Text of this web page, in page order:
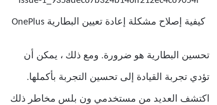
تحسين البطارية هو ضرورة. ومع ذلك ، يمكن أن
تؤدي تجربة القيادة إلى تحسين التجربة بأكملها.
اكتشف العديد من مستخدمي ون بلس مخاطر ذلك